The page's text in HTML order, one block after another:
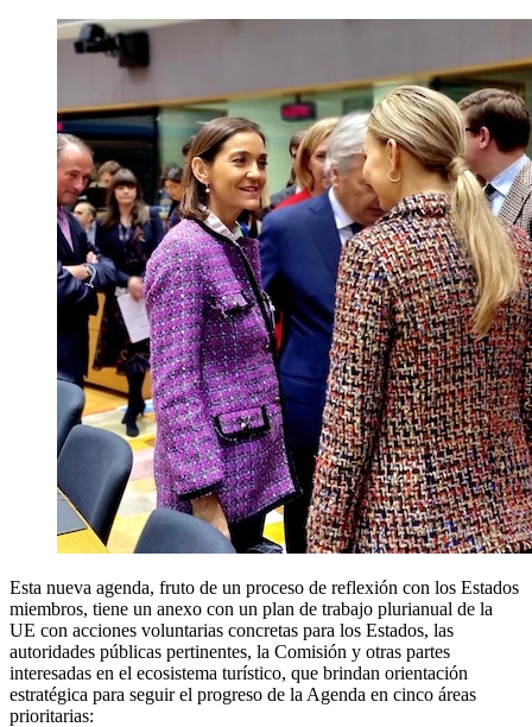
Esta nueva agenda, fruto de un proceso de reflexión con los Estados
miembros, tiene un anexo con un plan de trabajo plurianual de la
UE con acciones voluntarias concretas para los Estados, las
autoridades públicas pertinentes, la Comisión y otras partes
interesadas en el ecosistema turístico, que brindan orientación
estratégica para seguir el progreso de la Agenda en cinco áreas
prioritarias: